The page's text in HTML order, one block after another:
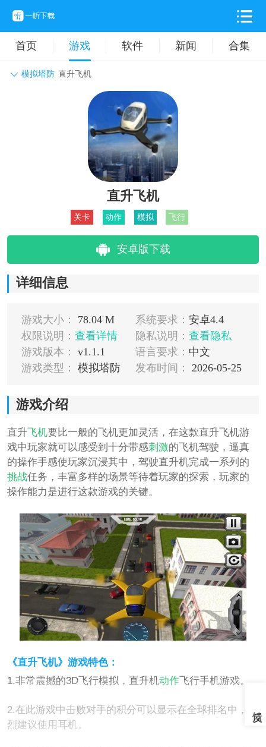
首页 游戏 软件 新闻 合集
模拟塔防 直升飞机
动作格斗 休闲益智
卡牌对战 音乐舞蹈
挂机养成
直升飞机
关卡 动作 模拟 飞行
安卓版下载
详细信息
游戏大小： 78.04 M 系统要求： 安卓4.4
权限说明： 查看详情 隐私说明： 查看隐私
游戏版本：
v1.1.1 语言要求： 中文
游戏类型：
模拟塔防 发布时间： 2026-05-25
游戏介绍
直升飞机要比一般的飞机更加灵活，在这款直升飞机游
戏中玩家就可以感受到十分带感刺激的飞机驾驶，逼真
的操作手感使玩家沉浸其中，驾驶直升机完成一系列的
挑战任务，丰富多样的场景等待着玩家的探索，玩家的
操作能力是进行这款游戏的关键。
《直升飞机》游戏特色：
1.非常震撼的3D飞行模拟，直升机动作飞行手机游戏。
2.在此游戏中击败对手的积分可以显示在全球排名中，强
烈建议使用耳机。